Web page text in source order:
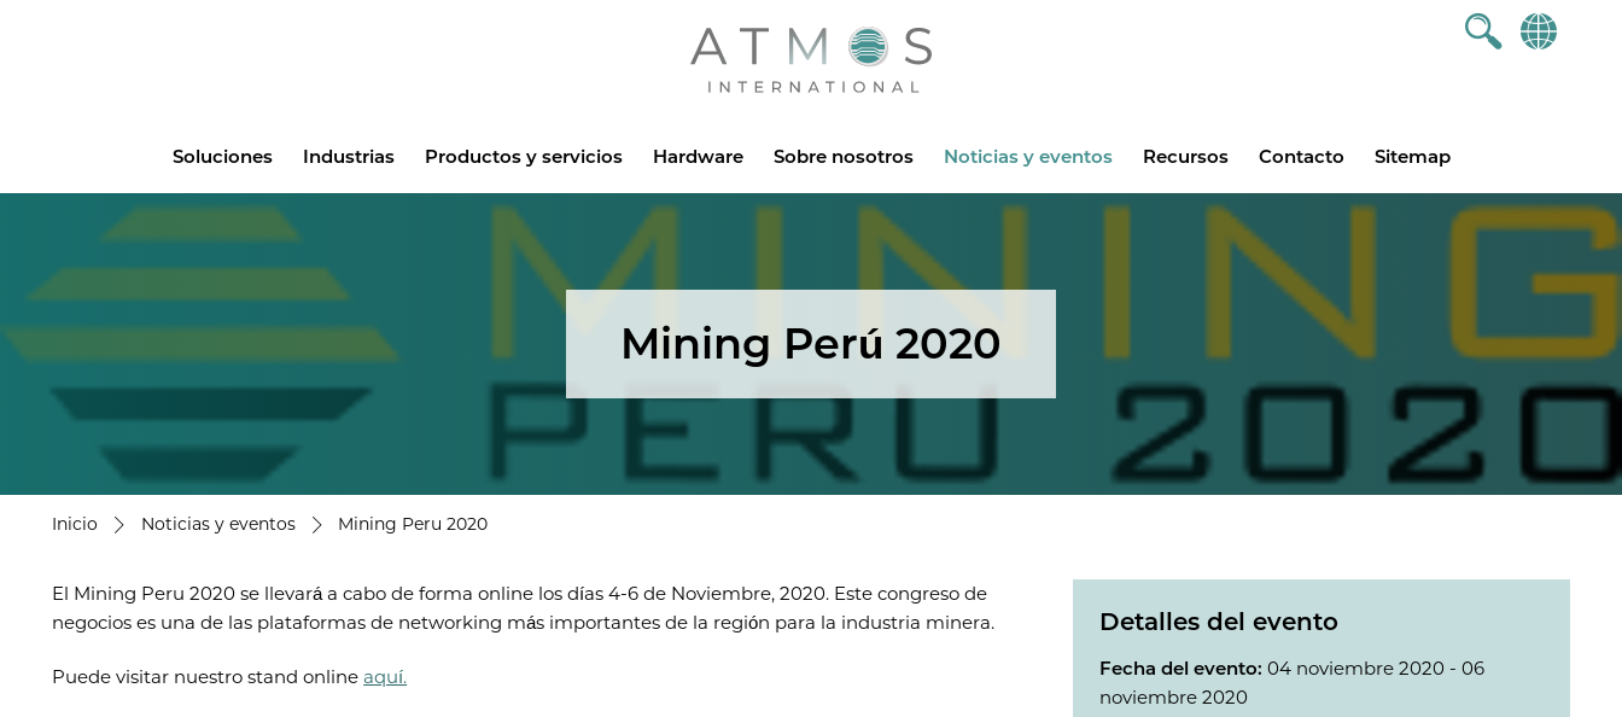
Atmos
Soluciones Industrias Productos y servicios Hardware Sobre nosotros Noticias y eventos Recursos Contacto Sitemap
Mining Perú 2020
Inicio Noticias y eventos Mining Peru 2020
El Mining Peru 2020 se llevará a cabo de forma online los días 4-6 de Noviembre, 2020. Este congreso de
negocios es una de las plataformas de networking más importantes de la región para la industria minera.
Puede visitar nuestro stand onlineaquí.
Detalles del evento
Fecha del evento:04 noviembre 2020 - 06
noviembre 2020